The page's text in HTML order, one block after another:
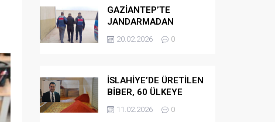
GAZİANTEP’TE
JANDARMADAN
GÖÇMEN
KAÇAKÇILARINA
20.02.2026 0
İSLAHİYE’DE ÜRETİLEN
BİBER, 60 ÜLKEYE
İHRAÇ EDİLİYOR
11.02.2026 0